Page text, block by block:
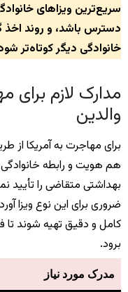
سریع‌ترین ویزاهای
دسترس باشد، و روند اخذ
خانوادگی دیگر کوتاه‌تر
مدارک لازم برای
والدین
برای مهاجرت به آمریکا از
هم هویت و رابطه
بهداشتی متقاضی را تأیید
ضروری برای این نوع ویزا
کامل و دقیق تهیه شوند تا
برود.
مدرک مورد نیاز